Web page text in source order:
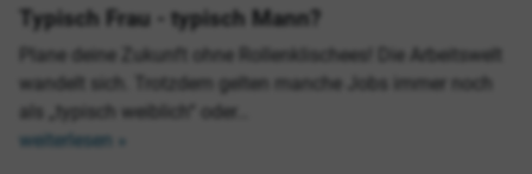
Typisch Frau - typisch Mann?
Plane deine Zukunft ohne Rollenklischees! Die Arbeitswelt
wandelt sich. Trotzdem gelten manche Jobs immer noch
als „typisch weiblich“ oder…
weiterlesen »